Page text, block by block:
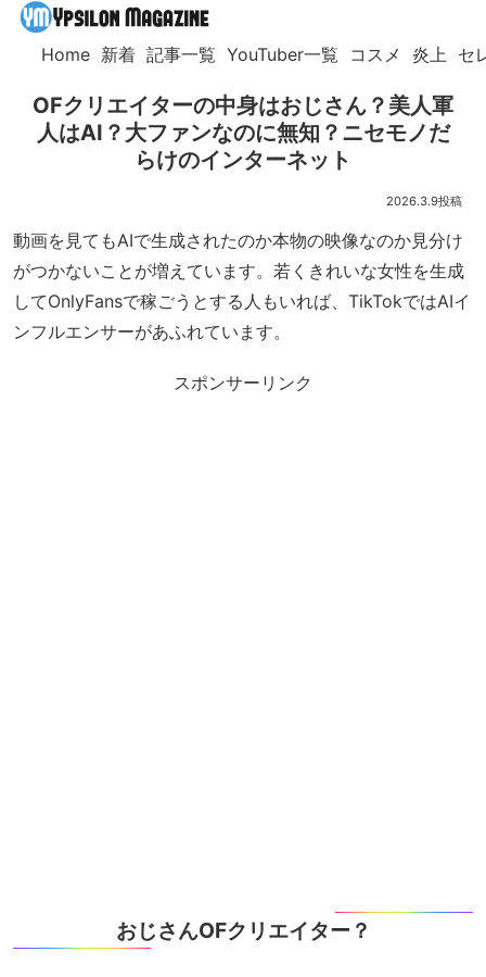
Home 新着 記事一覧 YouTuber一覧 コスメ 炎上 セ
OFクリエイターの中身はおじさん？美人軍
人はAI？大ファンなのに無知？ニセモノだ
らけのインターネット
2026.3.9
動画を見てもAIで生成されたのか本物の映像なのか見分け
がつかないことが増えています。若くきれいな女性を生成
してOnlyFansで稼ごうとする人もいれば、TikTokではAIイ
ンフルエンサーがあふれています。
スポンサーリンク
おじさんOFクリエイター？